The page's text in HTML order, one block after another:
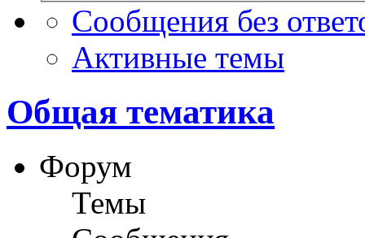
Сообщения без
Активные темы
Общая тематика
Форум
Темы